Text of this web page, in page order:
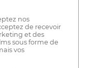
nos
de recevoir
et des
sous forme de
vos